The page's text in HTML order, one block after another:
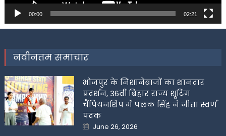
00:00 02:21
नवीनतम समाचार
भोजपुर के निशानेबाजों का शानदार
प्रदर्शन, 36वीं बिहार राज्य शूटिंग
चैंपियनशिप में पलक सिंह ने जीता स्वर्ण
पदक
Posted
on
June 26, 2026